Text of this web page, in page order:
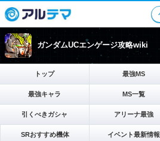
ガンダムUCエンゲージ攻略wiki
トップ 最強MS
最強キャラ MS一覧
引くべきガシャ アリーナ最強
SRおすすめ機体 イベント最新情報